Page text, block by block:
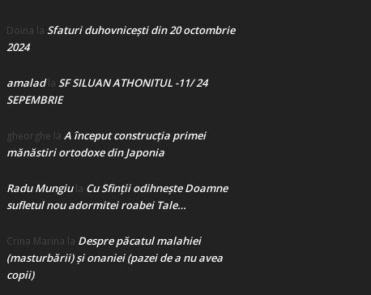
Doina la Sfaturi duhovnicești din 20 octombrie
2024
amaladla SF SILUAN ATHONITUL -11/ 24
SEPEMBRIE
gheorghe la A început construcţia primei
mănăstiri ortodoxe din Japonia
Radu Mungiula Cu Sfinții odihnește Doamne
sufletul nou adormitei roabei Tale…
Crina Marina la Despre păcatul malahiei
(masturbării) şi onaniei (pazei de a nu avea
copii)